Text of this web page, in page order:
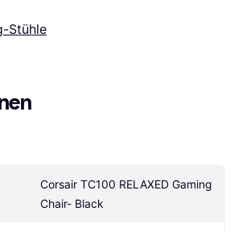
Stühle
Corsair TC100 RELAXED Gaming
Chair- Black